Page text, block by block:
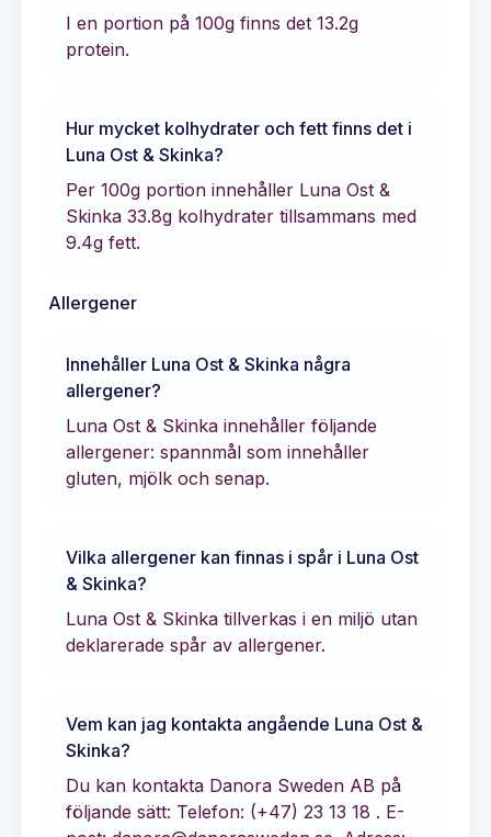
I en portion på 100g finns det 13.2g
protein.
Hur mycket kolhydrater och fett finns det i
Luna Ost & Skinka?
Per 100g portion innehåller Luna Ost &
Skinka 33.8g kolhydrater tillsammans med
9.4g fett.
Allergener
Innehåller Luna Ost & Skinka några
allergener?
Luna Ost & Skinka innehåller följande
allergener: spannmål som innehåller
gluten, mjölk och senap.
Vilka allergener kan finnas i spår i Luna Ost
& Skinka?
Luna Ost & Skinka tillverkas i en miljö utan
deklarerade spår av allergener.
Vem kan jag kontakta angående Luna Ost &
Skinka?
Du kan kontakta Danora Sweden AB på
följande sätt: Telefon: (+47) 23 13 18 . E-